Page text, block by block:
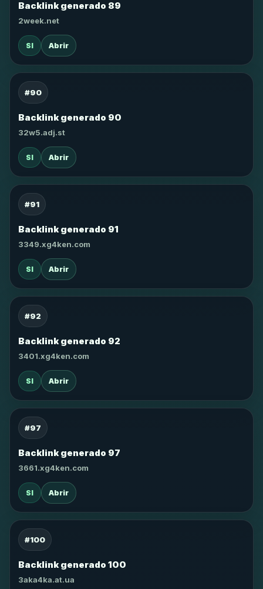
Backlink generado 89
2week.net
SI Abrir
#90
Backlink generado 90
32w5.adj.st
SI Abrir
#91
Backlink generado 91
3349.xg4ken.com
SI Abrir
#92
Backlink generado 92
3401.xg4ken.com
SI Abrir
#97
Backlink generado 97
3661.xg4ken.com
SI Abrir
#100
Backlink generado 100
3aka4ka.at.ua